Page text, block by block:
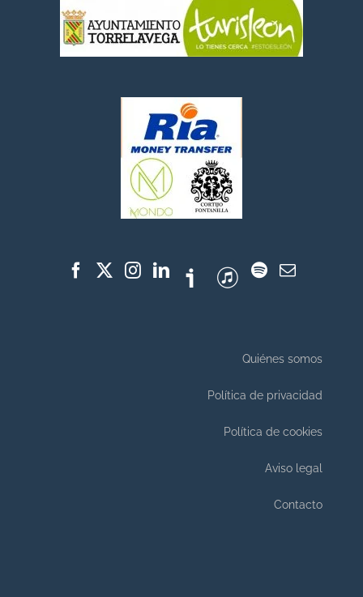
Quiénes somos
Política de privacidad
Política de cookies
Aviso legal
Contacto